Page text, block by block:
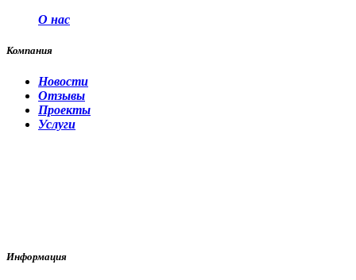
О нас
Компания
Новости
Отзывы
Проекты
Услуги
Информация